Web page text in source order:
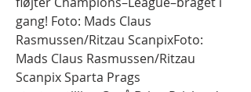
gang! Foto: Mads Claus
Rasmussen/Ritzau ScanpixFoto:
Mads Claus Rasmussen/Ritzau
Scanpix Sparta Prags